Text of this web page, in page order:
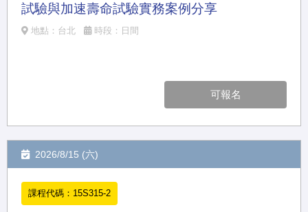
試驗與加速壽命試驗實務案例分享
地點：台北 時段：日間
可報名
2026/8/15 (六)
課程代碼：15S315-2